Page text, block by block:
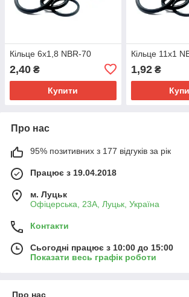
Кільце 6х1,8 NBR-70
2,40 ₴
Купити
Кільце 11х1
1,92₴
Про нас
95% позитивних з 177 відгуків за рік
Працює з 19.04.2018
м. Луцьк
Офіцерська, 23А, Луцьк, Україна
Контакти
Сьогодні працює з 10:00 до 15:00
Показати весь графік роботи
Про нас